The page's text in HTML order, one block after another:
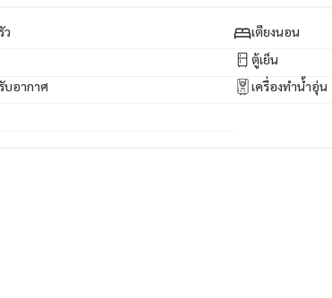
ย-เช่า คอนโด บ้าน ที่ดิน และอสังหาริมทรัพย์ทุกชนิด ทั่วกรุงเทพฯ
ว
เตียงนอน
ตู้เย็น
บอากาศ
เครื่องทำน้ำอุ่น